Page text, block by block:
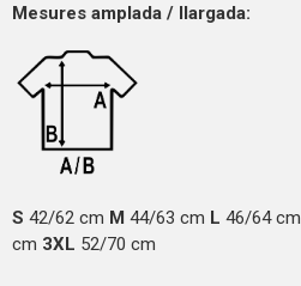
Mesures amplada / llargada:
S 42/62 cm M 44/63 cm L 46/64 cm
cm 3XL 52/70 cm